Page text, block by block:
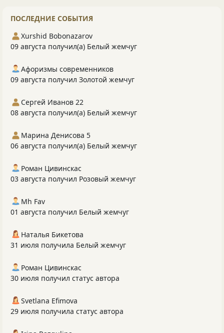
ПОСЛЕДНИЕ СОБЫТИЯ
Xurshid Bobonazarov
09 августа получил(а) Белый жемчуг
Афоризмы современников
09 августа получил Золотой жемчуг
Сергей Иванов 22
08 августа получил(а) Белый жемчуг
Марина Денисова 5
06 августа получил(а) Белый жемчуг
Роман Цивинскас
03 августа получил Розовый жемчуг
Mh Fav
01 августа получил Белый жемчуг
Наталья Бикетова
31 июля получила Белый жемчуг
Роман Цивинскас
30 июля получил статус автора
Svetlana Efimova
29 июля получила статус автора